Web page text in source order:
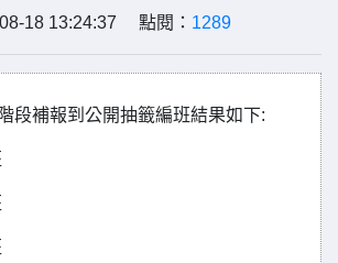
18 13:24:37 點閱： 1289
段補報到公開抽籤編班結果如下: